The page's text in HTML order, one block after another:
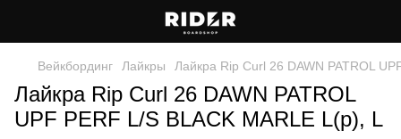
Вейкбординг Лайкры Лайкра Rip Curl 26 DAWN PATROL
Лайкра Rip Curl 26 DAWN PATROL
UPF PERF L/S BLACK MARLE L(р), L